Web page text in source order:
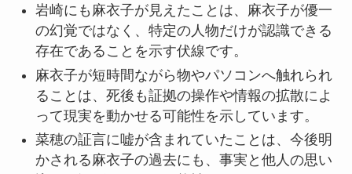
岩崎にも麻衣子が見えたことは、麻衣子が優一
の幻覚ではなく、特定の人物だけが認識できる
存在であることを示す伏線です。
麻衣子が短時間ながら物やパソコンへ触れられ
ることは、死後も証拠の操作や情報の拡散によ
って現実を動かせる可能性を示しています。
菜穂の証言に嘘が含まれていたことは、今後明
かされる麻衣子の過去にも、事実と他人の思い